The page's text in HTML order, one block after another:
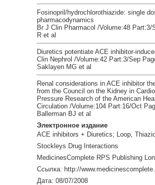
Fosinopril/hydrochlorothiazide: single
pharmacodynamics
Br J Clin Pharmacol /Volume:48
R et al
Diuretics potentiate ACE inhibitor-
Clin Nephrol /Volume:42 Part:3/Sep
Saklayen MG et al
Renal considerations in ACE inhibitor
from the Council on the Kidney in
Pressure Research of the American
Circulation /Volume:104 Part:16/Oct
Ballerman BJ et al
Электронное издание
ACE inhibitors + Diuretics; Loop,
Stockleys Drug Interactions
MedicinesComplete RPS Publishing
Ссылка: http://
Дата: 08/07/2008